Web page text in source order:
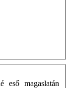
eső magaslatán